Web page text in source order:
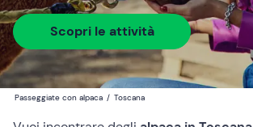
Scopri le attività
Passeggiate con alpaca / Toscana